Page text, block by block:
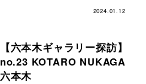
2024.01.12
【六本木ギャラリー探訪】
no.23 KOTARO NUKAGA
六本木